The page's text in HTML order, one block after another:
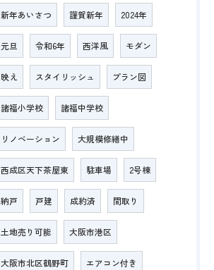
新年あいさつ 謹賀新年 2024年
元旦 令和6年 西洋風 モダン
映え スタイリッシュ プラン図
諸福小学校 諸福中学校
リノベーション 大規模修繕中
西成区天下茶屋東 駐車場 2号棟
納戸 戸建 成約済 間取り
土地売り可能 大阪市港区
大阪市北区鶴野町 エアコン付き